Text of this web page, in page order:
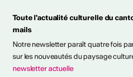
Toute l'actualité culturelle du
mails
Notre newsletter paraît quatre fois
sur les nouveautés du paysage
newsletter actuelle